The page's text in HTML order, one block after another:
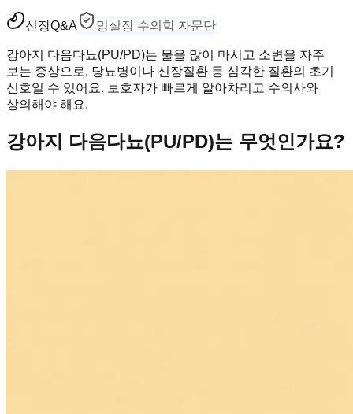
신장Q&A 멍실장 수의학 자문단
강아지 다음다뇨(PU/PD)는 물을 많이 마시고 소변을 자주
보는 증상으로, 당뇨병이나 신장질환 등 심각한 질환의 초기
신호일 수 있어요. 보호자가 빠르게 알아차리고 수의사와
상의해야 해요.
강아지 다음다뇨(PU/PD)는 무엇인가요?